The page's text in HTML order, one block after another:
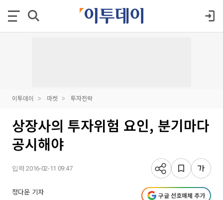
이투데이 마켓 투자전략
상장사의 투자위험 요인, 분기마다
공시해야
입력 2016-02-11 09:47
정다운 기자 구글 선호매체 추가